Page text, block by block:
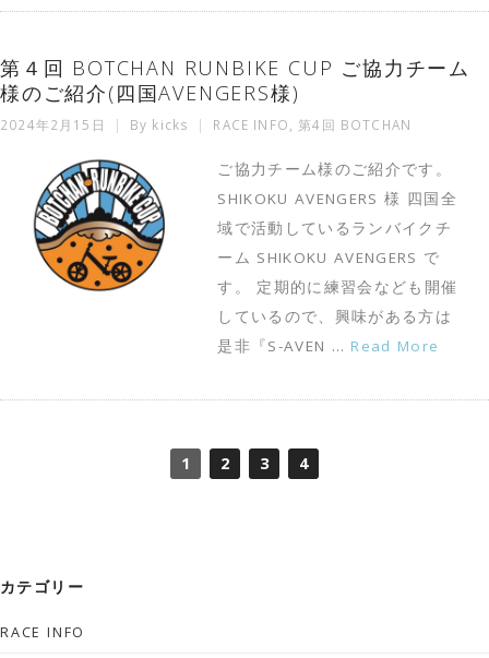
第４回 BOTCHAN RUNBIKE CUP ご協力チーム
様のご紹介(四国AVENGERS様)
2024年2月15日 By kicks RACE INFO ,第4回 BOTCHAN
ご協力チーム様のご紹介です。
SHIKOKU AVENGERS 様 四国全
域で活動しているランバイクチ
ーム SHIKOKU AVENGERS で
す。 定期的に練習会なども開催
しているので、興味がある方は
是非『S-AVEN … Read More
1 2 3 4
カテゴリー
RACE INFO